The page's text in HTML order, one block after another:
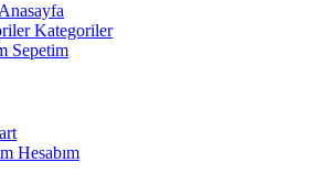
Anasayfa
Kategoriler
Sepetim
Hesabım